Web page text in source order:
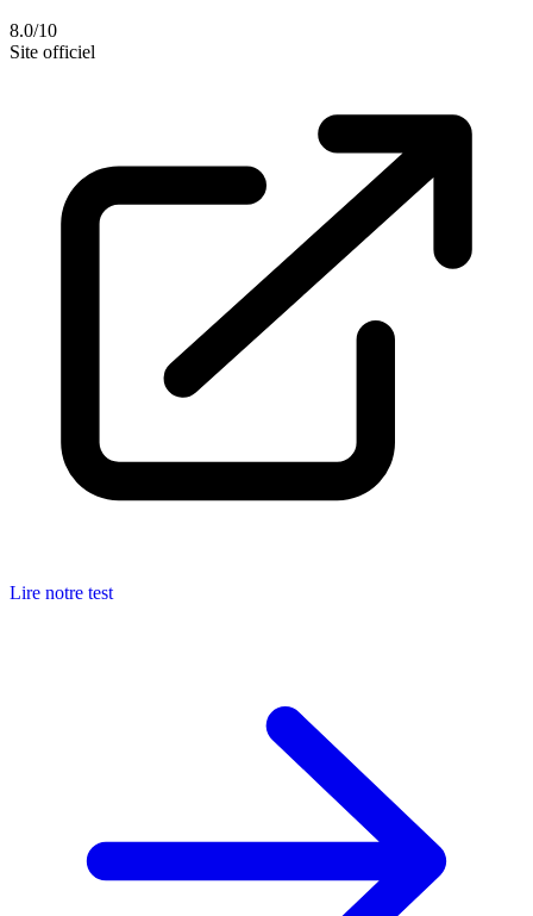
8.0/10
Site officiel
Lire notre test